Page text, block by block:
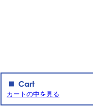
カートの中を見る